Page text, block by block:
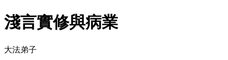
淺言實修與病業
大法弟子